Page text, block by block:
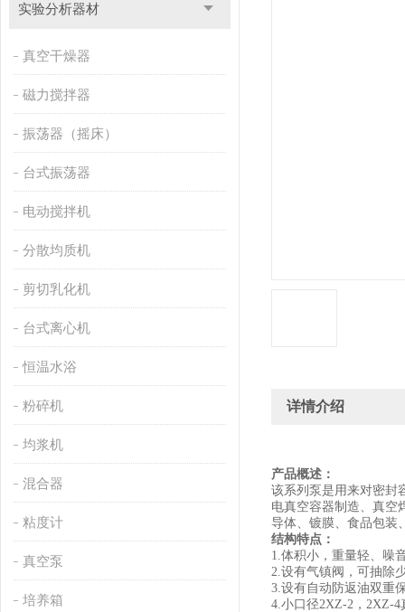
实验分析器材
真空干燥器
磁力搅拌器
振荡器（摇床）
台式振荡器
电动搅拌机
分散均质机
剪切乳化机
台式离心机
恒温水浴
粉碎机
均浆机
混合器
粘度计
真空泵
培养箱
详情介绍
产品概述：
该系列泵是用来对密封
电真空容器制造、真空
导体、镀膜、食品包装
结构特点 ：
1.体积小，重量轻、噪
2.设有气镇阀，可抽除
3.设有自动防返油双重
4.小口径2XZ-2 ， 2XZ-4